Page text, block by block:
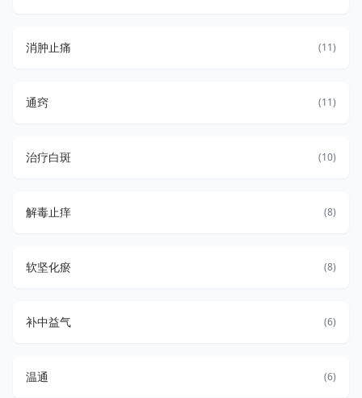
消肿止痛 (11)
通窍 (11)
治疗白斑 (10)
解毒止痒 (8)
软坚化瘀 (8)
补中益气 (6)
温通 (6)